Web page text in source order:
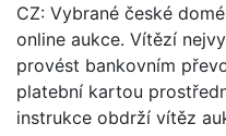
CZ: Vybrané české
online aukce. Vítězí
provést bankovním
platební kartou
instrukce obdrží vítěz